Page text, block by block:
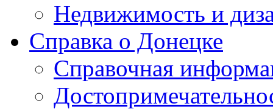
Недвижимость и
Справка о Донецке
Справочная